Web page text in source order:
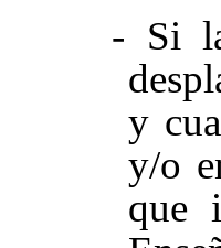
- Si
y
y/o
que